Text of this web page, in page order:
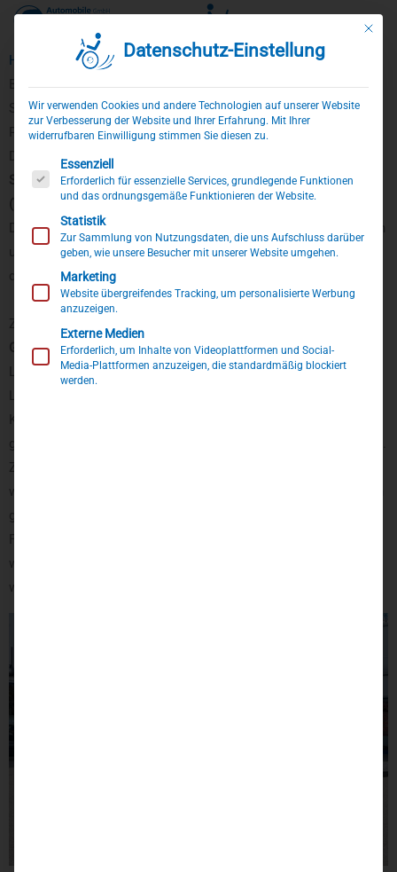
Zum
Inhalt
springen
Home
Skoda Octavia
Behindertengerechter Skoda Octavia Umbau
Selbstfahrerumbau mit Gasring, Bremshebel, Transferhilfe &
Pedalsperre.
Skoda Octavia
Selbstfahrerumbau. Dank des verbautenRutschbrettes
(Transferhilfe)gelingt das Einsteigen ins Fahrzeug sehr leicht.
Das Umsetzen vom Rollstuhl auf den Fahrersitz ist ganz einfach
und vor allem sicher zu händeln, da die zu überwindende Lücke
durch das Rutschbrett fast vollständig geschlossen wird.
Zum Beschleunigen haben wir bei diesem Skoda Octavia einen
Gasring
verbaut. Dieser befindet sich hier direkt hinter dem
Lenkrad. Alternativ kann ein solcher Gasring auch auf dem
Mit
Datenschutz-Einstellung
Wir verwenden Cookies und andere Technologien auf unserer Website
zur Verbesserung der Website und Ihrer Erfahrung. Mit Ihrer
widerrufbaren Einwilligung stimmen Sie diesen zu.
Es folgt eine Liste der Service-Gruppen, für die eine
Essenziell
Erforderlich für essenzielle Services, grundlegende Funktionen
und das ordnungsgemäße Funktionieren der Website.
Statistik
Zur Sammlung von Nutzungsdaten, die uns Aufschluss darüber
geben, wie unsere Besucher mit unserer Website umgehen.
Marketing
Website übergreifendes Tracking, um personalisierte Werbung
anzuzeigen.
Externe Medien
Erforderlich, um Inhalte von Videoplattformen und Social-
Media-Plattformen anzuzeigen, die standardmäßig blockiert
werden.